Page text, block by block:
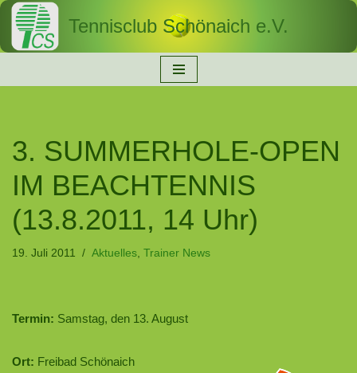
Zum
Tennisclub Schönaich e.V.
3. SUMMERHOLE-OPEN
IM BEACHTENNIS
(13.8.2011, 14 Uhr)
19. Juli 2011 Aktuelles, Trainer News
Termin: Samstag, den 13. August
Ort: Freibad Schönaich